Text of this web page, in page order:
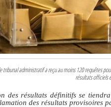
tribunal administratif a reçu au moins 120 requêtes
résultats officiels
des résultats définitifs se
des résultats provisoires